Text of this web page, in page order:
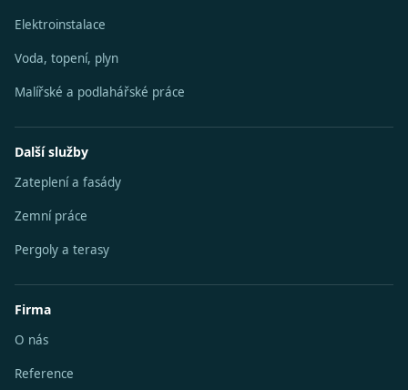
Elektroinstalace
Voda, topení, plyn
Malířské a podlahářské práce
Další služby
Zateplení a fasády
Zemní práce
Pergoly a terasy
Firma
O nás
Reference